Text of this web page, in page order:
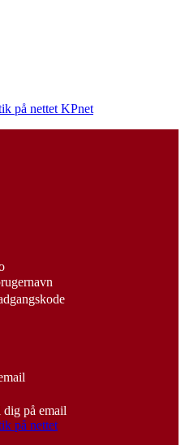
KPnet
på email